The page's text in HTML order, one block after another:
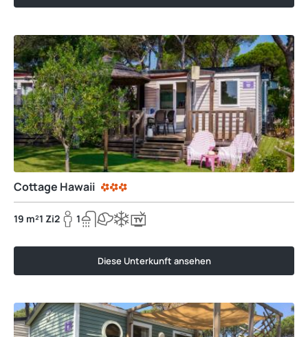
Cottage Hawaii
19 m²1 Zi2 1
Diese Unterkunft ansehen